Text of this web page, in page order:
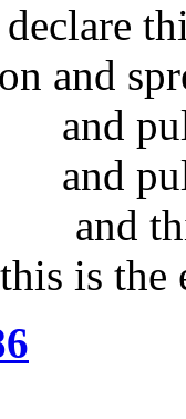
declare
and
and
and
and
this is the